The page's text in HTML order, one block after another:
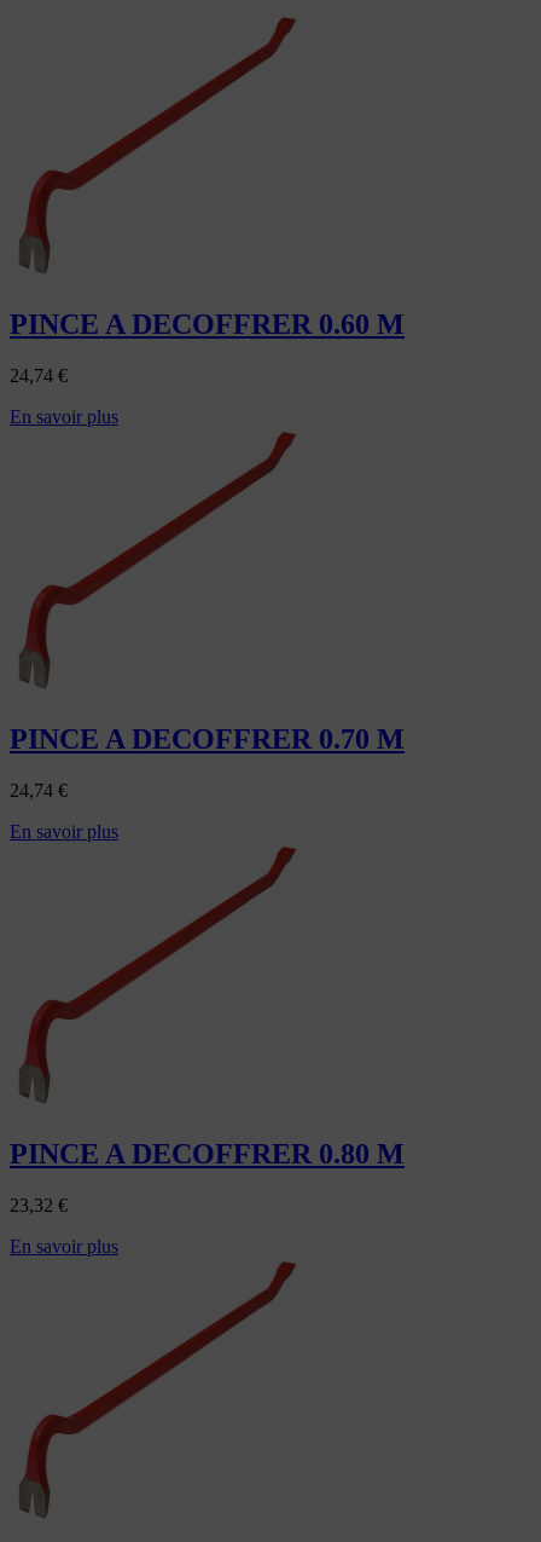
PINCE A DECOFFRER 0.60 M
24,74 €
En savoir plus
PINCE A DECOFFRER 0.70 M
24,74 €
En savoir plus
PINCE A DECOFFRER 0.80 M
23,32 €
En savoir plus